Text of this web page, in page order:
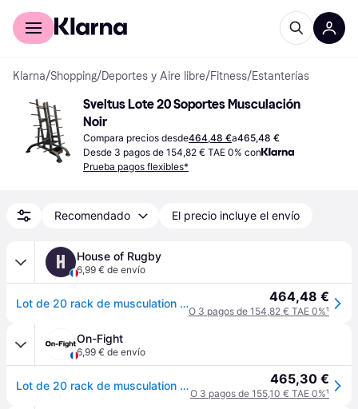
Comprar con Klarna
Klarna/Shopping/Deportes y Aire libre/Fitness/Estanterías
Sveltus Lote 20 Soportes Musculación
Noir
Compara precios desde464,48 €a465,48 €
Desde 3 pagos de 154,82 € TAE 0% con
Prueba pagos flexibles*
Recomendado El precio incluye el envío
H House of Rugby
6,99 € de envío
Lot de 20 rack de musculation Sveltus - Noir 464,48 €
O 3 pagos de 154,82 € TAE 0%¹
On-Fight
6,99 € de envío
Lot de 20 rack de musculation Sveltus - Noir 465,30 €
O 3 pagos de 155,10 € TAE 0%¹